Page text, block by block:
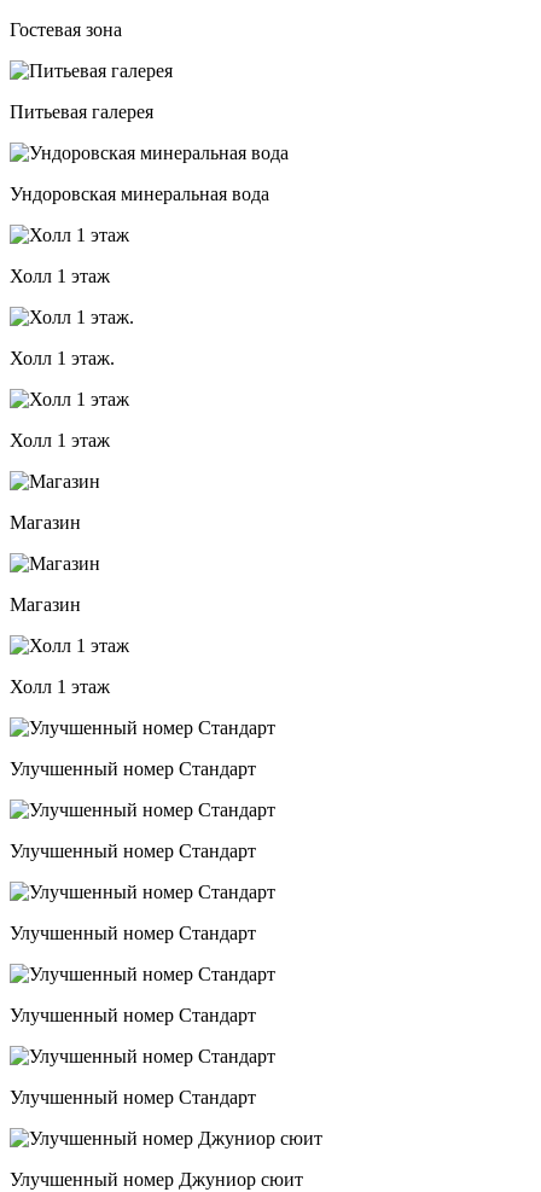
Гостевая зона
Питьевая галерея
Ундоровская минеральная вода
Холл 1 этаж
Холл 1 этаж.
Холл 1 этаж
Магазин
Магазин
Холл 1 этаж
Улучшенный номер Стандарт
Улучшенный номер Стандарт
Улучшенный номер Стандарт
Улучшенный номер Стандарт
Улучшенный номер Стандарт
Улучшенный номер Джуниор сюит